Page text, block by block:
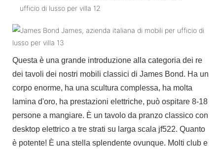
Questa è una grande introduzione alla categoria dei re
dei tavoli dei nostri mobili classici di James Bond. Ha un
corpo enorme, ha una scultura complessa, ha molta
lamina d'oro, ha prestazioni elettriche, può ospitare 8-18
persone a mangiare. È un tavolo da pranzo classico con
desktop elettrico a tre strati su larga scala jf522. Quanto
è potente! È una stella splendente ovunque. Molti club e